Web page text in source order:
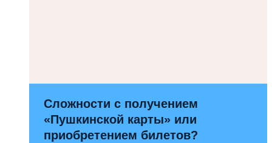
Сложности с получением
«Пушкинской карты» или
приобретением билетов?